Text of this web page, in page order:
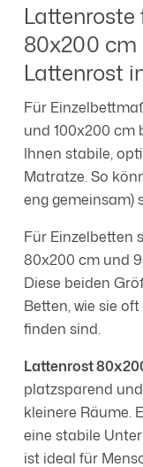
Lattenroste
80x200 cm
Lattenrost
Für
und 100x200 cm
Ihnen stabile,
Matratze. So
eng gemeinsam)
Für Einzelbetten
80x200 cm und
Diese beiden
Betten, wie sie
finden sind.
Lattenrost
platzsparend
kleinere Räume.
eine stabile
ist ideal für